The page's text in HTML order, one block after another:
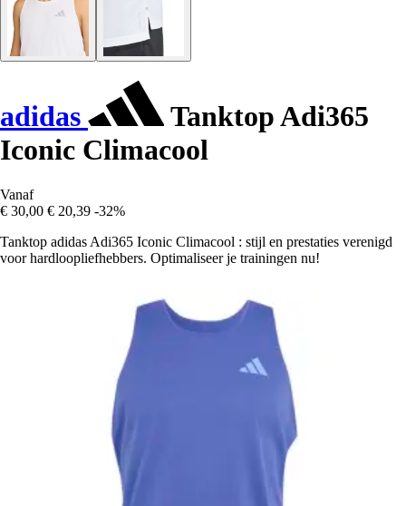
adidas
Tanktop Adi365
Iconic Climacool
Vanaf
€ 30,00 € 20,39 -32%
Tanktop adidas Adi365 Iconic Climacool : stijl en prestaties verenigd
voor hardloopliefhebbers. Optimaliseer je trainingen nu!